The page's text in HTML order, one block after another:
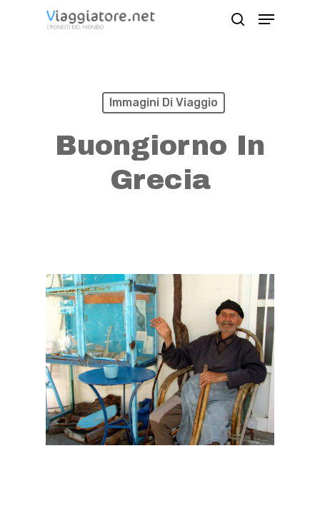
Menu
Immagini Di Viaggio
Buongiorno In
Grecia